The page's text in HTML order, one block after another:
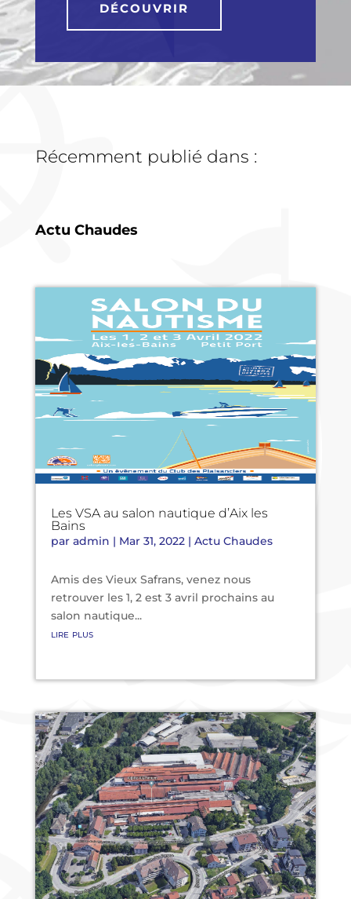
DÉCOUVRIR
Récemment publié dans :
Actu Chaudes
Les VSA au salon nautique d’Aix les
Bains
par admin | Mar 31, 2022| Actu Chaudes
Amis des Vieux Safrans, venez nous
retrouver les 1, 2 est 3 avril prochains au
salon nautique...
lire plus